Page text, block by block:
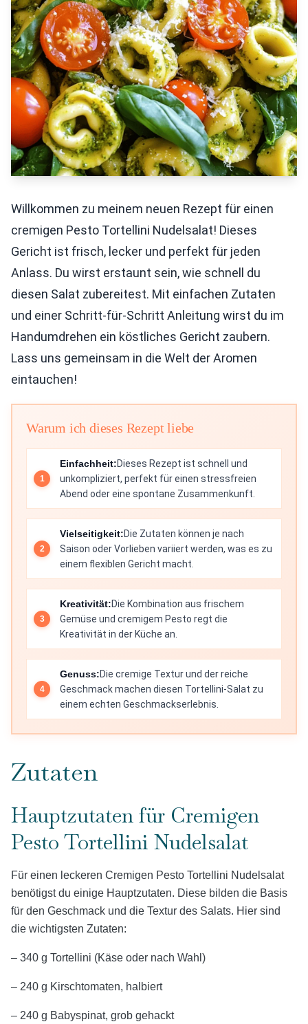
Willkommen zu meinem neuen Rezept für einen
cremigen Pesto Tortellini Nudelsalat! Dieses
Gericht ist frisch, lecker und perfekt für jeden
Anlass. Du wirst erstaunt sein, wie schnell du
diesen Salat zubereitest. Mit einfachen Zutaten
und einer Schritt-für-Schritt Anleitung wirst du im
Handumdrehen ein köstliches Gericht zaubern.
Lass uns gemeinsam in die Welt der Aromen
eintauchen!
Warum ich dieses Rezept liebe
Einfachheit:Dieses Rezept ist schnell und
unkompliziert, perfekt für einen stressfreien
Abend oder eine spontane Zusammenkunft.
Vielseitigkeit:Die Zutaten können je nach
Saison oder Vorlieben variiert werden, was es zu
einem flexiblen Gericht macht.
Kreativität:Die Kombination aus frischem
Gemüse und cremigem Pesto regt die
Kreativität in der Küche an.
Genuss:Die cremige Textur und der reiche
Geschmack machen diesen Tortellini-Salat zu
einem echten Geschmackserlebnis.
Zutaten
Hauptzutaten für Cremigen
Pesto Tortellini Nudelsalat
Für einen leckeren Cremigen Pesto Tortellini Nudelsalat
benötigst du einige Hauptzutaten. Diese bilden die Basis
für den Geschmack und die Textur des Salats. Hier sind
die wichtigsten Zutaten:
– 340 g Tortellini (Käse oder nach Wahl)
– 240 g Kirschtomaten, halbiert
– 240 g Babyspinat, grob gehackt